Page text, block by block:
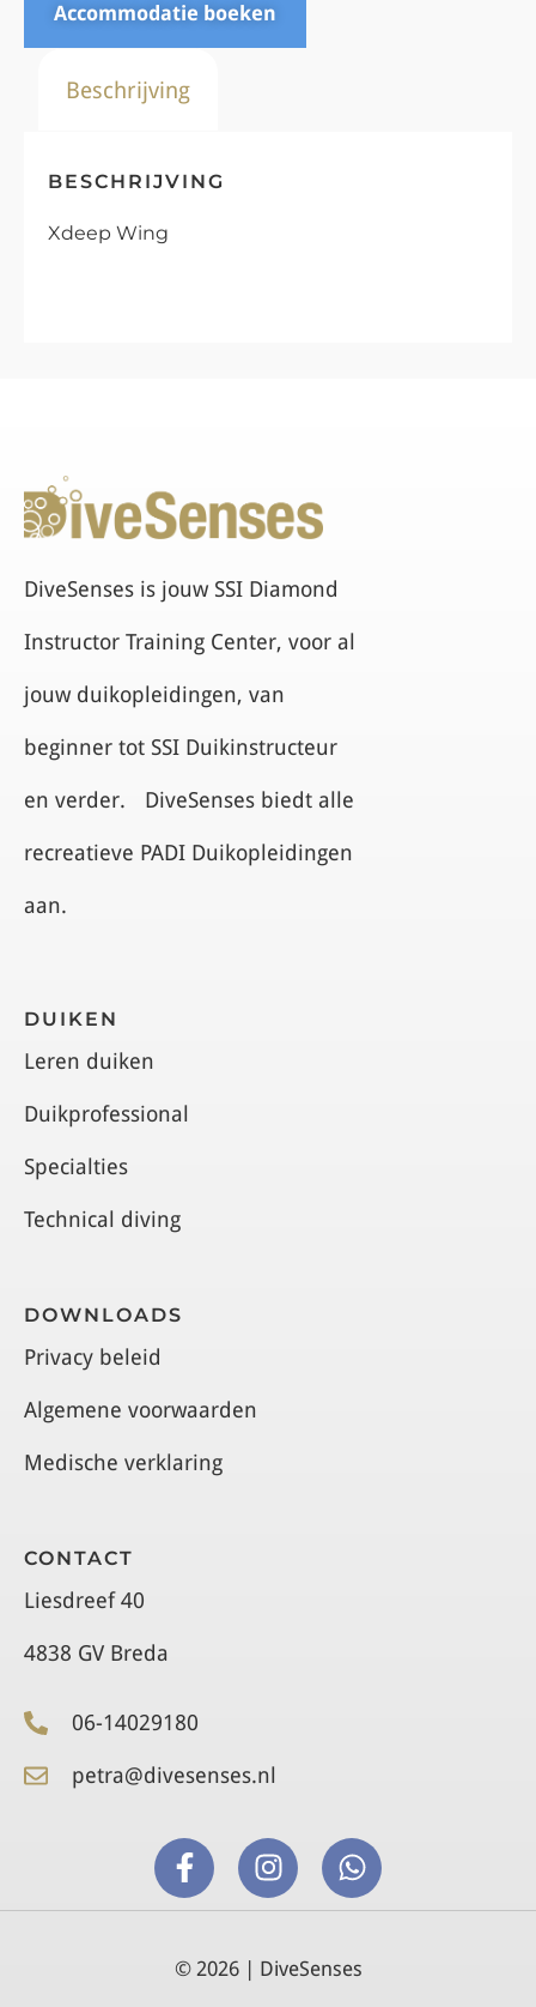
Accommodatie boeken
Beschrijving
BESCHRIJVING
Xdeep Wing
DiveSenses is jouw SSI Diamond
Instructor Training Center, voor al
jouw duikopleidingen, van
beginner tot SSI Duikinstructeur
en verder. DiveSenses biedt alle
recreatieve PADI Duikopleidingen
aan.
DUIKEN
Leren duiken
Duikprofessional
Specialties
Technical diving
DOWNLOADS
Privacy beleid
Algemene voorwaarden
Medische verklaring
CONTACT
Liesdreef 40
4838 GV Breda
06-14029180
petra@divesenses.nl
© 2026 | DiveSenses